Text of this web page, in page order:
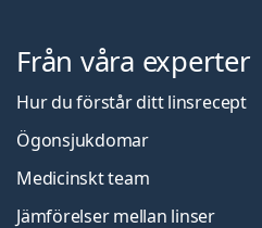
Från våra experter
Hur du förstår ditt linsrecept
Ögonsjukdomar
Medicinskt team
Jämförelser mellan linser